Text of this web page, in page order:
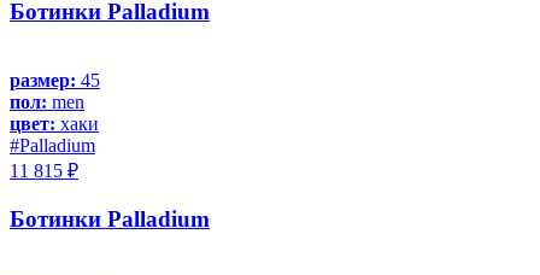
Ботинки Palladium
размер: 45
пол: men
цвет: хаки
#Palladium
11 815 ₽
Ботинки Palladium